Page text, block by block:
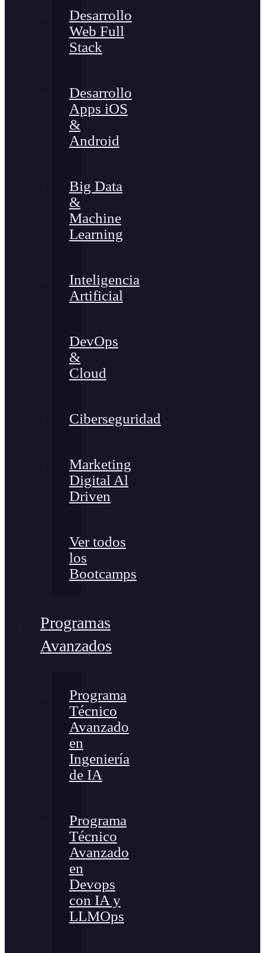
Desarrollo
Web Full
Stack
Desarrollo
Apps iOS
&
Android
Big Data
&
Machine
Learning
Inteligencia
Artificial
DevOps
&
Cloud
Ciberseguridad
Marketing
Digital Al
Driven
Ver todos
los
Bootcamps
Programas
Avanzados
Programa
Técnico
Avanzado
en
Ingeniería
de IA
Programa
Técnico
Avanzado
en
Devops
con IA y
LLMOps